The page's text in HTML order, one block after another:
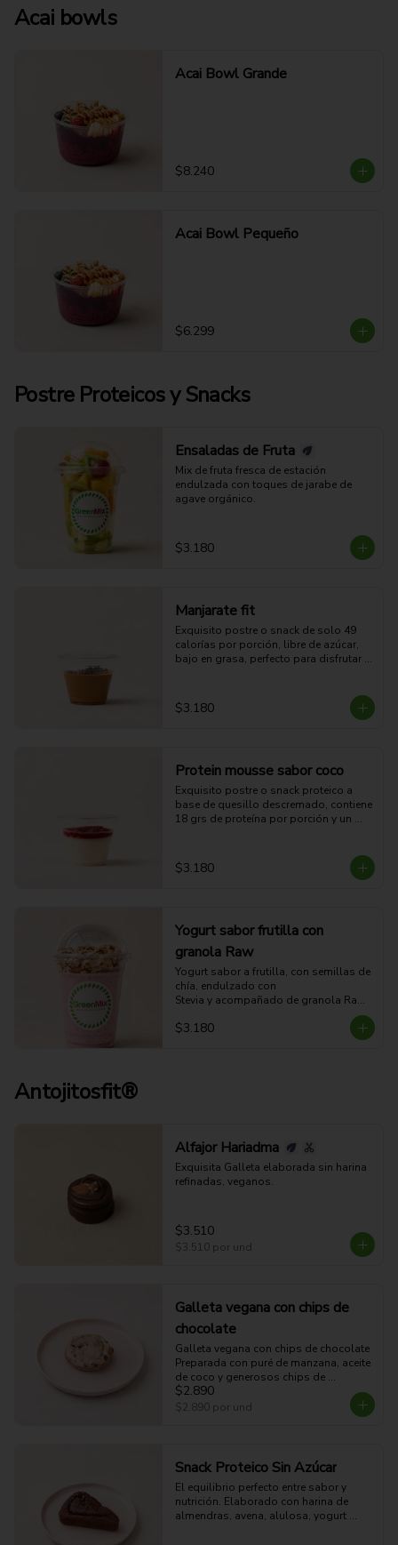
Acai bowls
Acai Bowl Grande
$8.240
Acai Bowl Pequeño
$6.299
Postre Proteicos y Snacks
Ensaladas de Fruta
Mix de fruta fresca de estación
endulzada con toques de jarabe de
agave orgánico.
$3.180
Manjarate fit
Exquisito postre o snack de solo 49
calorías por porción, libre de azúcar,
bajo en grasa, perfecto para disfrutar
$3.180
Protein mousse sabor coco
Exquisito postre o snack proteico a
base de quesillo descremado, contiene
18 grs de proteína por porción y un
$3.180
Yogurt sabor frutilla con
granola Raw
Yogurt sabor a frutilla, con semillas de
chía, endulzado con
Stevia y acompañado de granola Raw.
$3.180
Antojitosfit®
Alfajor Hariadma
Exquisita Galleta elaborada sin harina
refinadas, veganos.
$3.510
$3.510por und
Galleta vegana con chips de
chocolate
Galleta vegana con chips de chocolate
Preparada con puré de manzana, aceite
de coco y generosos chips de
chocolate. Una galleta suave, húmeda
y 100% vegana, perfecta para disfrutar
$2.890
$2.890por und
Snack Proteico Sin Azúcar
El equilibrio perfecto entre sabor y
nutrición. Elaborado con harina de
almendras, avena, alulosa, yogurt